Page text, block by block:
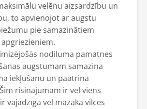
velēnu aizsardzību un
to apvienojot ar augstu
pie samazinātiem
nodiluma pamatnes
augstumam samazina
iekļūšanu un paātrina
risinājumam ir vēl viens
vajadzīga vēl mazāka vilces